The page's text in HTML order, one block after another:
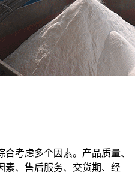
考虑多个因素。产品质量、
素、售后服务、交货期、经